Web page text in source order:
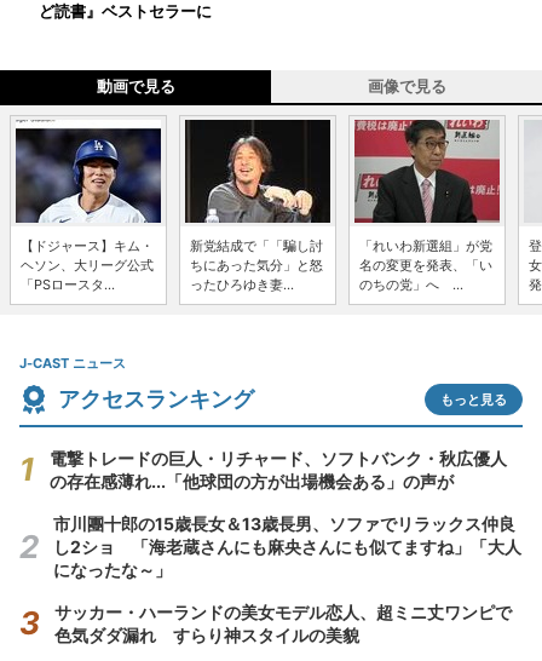
ど読書』ベストセラーに
動画で見る 画像で見る
【ドジャース】キム・
ヘソン、大リーグ公式
「PSロースタ...
新党結成で「「騙し討
ちにあった気分」と怒
ったひろゆき妻...
「れいわ新選組」が党
名の変更を発表、「い
のちの党」へ ...
J-CAST ニュース
アクセスランキング もっと見る
電撃トレードの巨人・リチャード、ソフトバンク・秋広優人
の存在感薄れ...「他球団の方が出場機会ある」の声が
市川團十郎の15歳長女＆13歳長男、ソファでリラックス仲良
し2ショ 「海老蔵さんにも麻央さんにも似てますね」「大人
になったな～」
サッカー・ハーランドの美女モデル恋人、超ミニ丈ワンピで
色気ダダ漏れ すらり神スタイルの美貌